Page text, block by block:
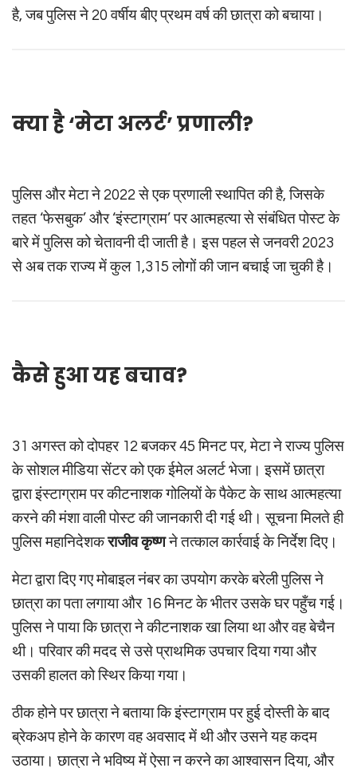
है, जब पुलिस ने 20 वर्षीय बीए प्रथम वर्ष की छात्रा को बचाया।
क्या है ‘मेटा अलर्ट’ प्रणाली?
पुलिस और मेटा ने 2022 से एक प्रणाली स्थापित की है, जिसके
तहत ‘फेसबुक’ और ‘इंस्टाग्राम’ पर आत्महत्या से संबंधित पोस्ट के
बारे में पुलिस को चेतावनी दी जाती है। इस पहल से जनवरी 2023
से अब तक राज्य में कुल 1,315 लोगों की जान बचाई जा चुकी है।
कैसे हुआ यह बचाव?
31 अगस्त को दोपहर 12 बजकर 45 मिनट पर, मेटा ने राज्य पुलिस
के सोशल मीडिया सेंटर को एक ईमेल अलर्ट भेजा। इसमें छात्रा
द्वारा इंस्टाग्राम पर कीटनाशक गोलियों के पैकेट के साथ आत्महत्या
करने की मंशा वाली पोस्ट की जानकारी दी गई थी। सूचना मिलते ही
पुलिस महानिदेशकराजीव कृष्णने तत्काल कार्रवाई के निर्देश दिए।
मेटा द्वारा दिए गए मोबाइल नंबर का उपयोग करके बरेली पुलिस ने
छात्रा का पता लगाया और 16 मिनट के भीतर उसके घर पहुँच गई।
पुलिस ने पाया कि छात्रा ने कीटनाशक खा लिया था और वह बेचैन
थी। परिवार की मदद से उसे प्राथमिक उपचार दिया गया और
उसकी हालत को स्थिर किया गया।
ठीक होने पर छात्रा ने बताया कि इंस्टाग्राम पर हुई दोस्ती के बाद
ब्रेकअप होने के कारण वह अवसाद में थी और उसने यह कदम
उठाया। छात्रा ने भविष्य में ऐसा न करने का आश्वासन दिया, और